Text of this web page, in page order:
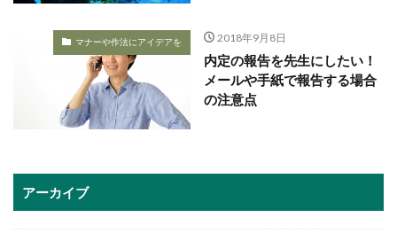
マナーや作法にアイデアを 2018年9月8日
内定の報告を先生にしたい！
メールや手紙で報告する場合
の注意点
アーカイブ